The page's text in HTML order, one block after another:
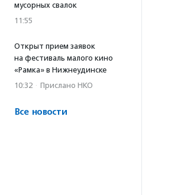
мусорных свалок
11:55
Открыт прием заявок
на фестиваль малого кино
«Рамка» в Нижнеудинске
10:32 · Прислано НКО
Все новости